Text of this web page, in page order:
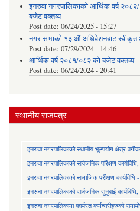
इनरुवा नगरपालिकाको आर्थिक वर्ष
बजेट वक्तव्य
Post date: 06/24/2025 - 15:27
नगर सभाको १३ औं अधिवेशनबाट
Post date: 07/29/2024 - 14:46
आर्थिक वर्ष २०८१/०८२ को बजेट वक्तव्य
Post date: 06/24/2024 - 20:41
स्थानीय राजपत्र
इनरुवा नगरपालिकाको स्थानीय भूउपयोग क्षेत्र
इनरुवा नगरपालिकाको सार्वजनिक परिक्षण
इनरुवा नगरपालिकाको सामाजिक परीक्षण कार्यविधि
इनरुवा नगरपालिकाको सार्वजनिक सुनुवाई
इनरुवा नगरपालिकामा कार्यरत कर्मचारीहरुको